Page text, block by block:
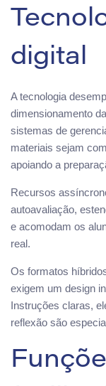
digital
A tecnologia
dimensionamento
sistemas de
materiais sejam
apoiando a
Recursos
autoavaliação,
e acomodam os
real.
Os formatos
exigem um design
Instruções claras,
reflexão são